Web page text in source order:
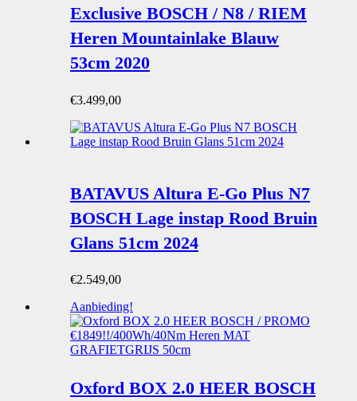
Exclusive BOSCH / N8 / RIEM
Heren Mountainlake Blauw
53cm 2020
€3.499,00
BATAVUS Altura E-Go Plus N7
BOSCH Lage instap Rood Bruin
Glans 51cm 2024
€2.549,00
Aanbieding!
Oxford BOX 2.0 HEER BOSCH